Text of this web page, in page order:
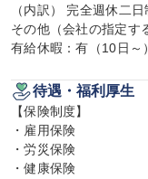
（内訳） 完全週休二
その他（会社の指定す
有給休暇：有（10日～）
待遇・福利厚生
【保険制度】
・雇用保険
・労災保険
・健康保険